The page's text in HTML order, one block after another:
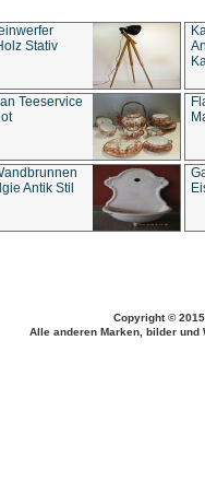
Stativ
Teeservice
Antik Stil
Copyright ©
Alle anderen Marken, bilder und